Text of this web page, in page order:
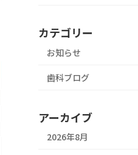
カテゴリー
お知らせ
歯科ブログ
アーカイブ
2026年8月